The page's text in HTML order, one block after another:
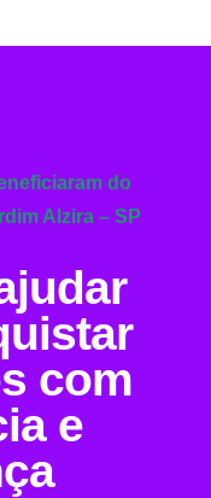
do
Alzira – SP
com
e